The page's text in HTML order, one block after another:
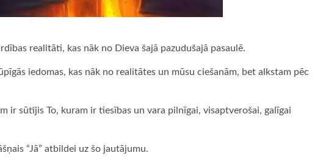
realitāti, kas nāk no Dieva šajā pazudušajā pasaulē.
iedomas, kas nāk no realitātes un mūsu ciešanām, bet alkstam pēc
ir sūtījis To, kuram ir tiesības un vara pilnīgai, visaptverošai, galīgai
“Jā” atbildei uz šo jautājumu.